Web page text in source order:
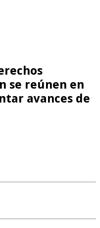
se reúnen en
avances de